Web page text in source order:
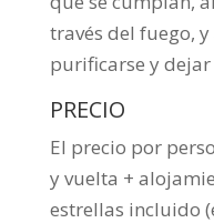
través del fuego,
purificarse y
PRECIO
El precio por
y vuelta +
estrellas incluido